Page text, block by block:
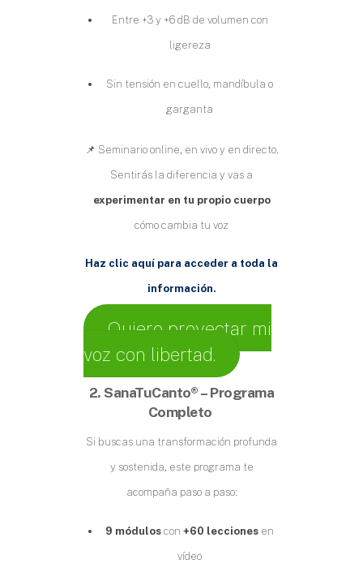
N
Entre +3 y +6 dB de volumen con
ligereza
Sin tensión en cuello, mandíbula o
garganta
📌 Seminario online, en vivo y en directo.
Sentirás la diferencia y vas a
experimentar en tu propio cuerpo
cómo cambia tu voz
Haz clic aquí para acceder a toda la
información.
Quiero proyectar mi
voz con libertad.
2. SanaTuCanto® – Programa
Completo
Si buscas una transformación profunda
y sostenida, este programa te
acompaña paso a paso:
9 módulos con+60 lecciones en
vídeo